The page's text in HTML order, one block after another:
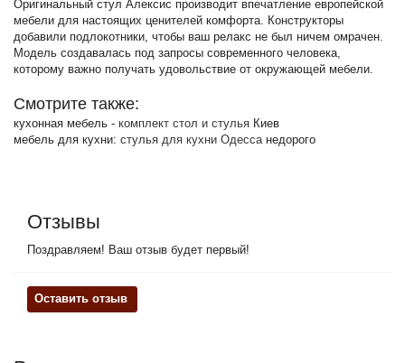
Оригинальный стул Алексис производит впечатление европейской
мебели для настоящих ценителей комфорта. Конструкторы
добавили подлокотники, чтобы ваш релакс не был ничем омрачен.
Модель создавалась под запросы современного человека,
которому важно получать удовольствие от окружающей мебели.
Смотрите также:
кухонная мебель - комплект стол и стулья Киев
мебель для кухни: стулья для кухни Одессанедорого
Отзывы
Поздравляем! Ваш отзыв будет первый!
Оставить отзыв